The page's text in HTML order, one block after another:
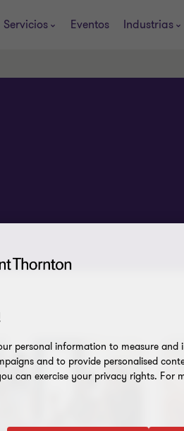
Servicios Eventos Industrias
personal information to measure and
and to provide personalised
can exercise your privacy rights. For